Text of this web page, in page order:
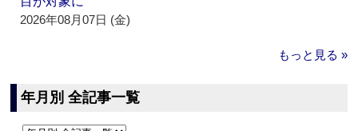
2026年08月07日 (金)
もっと見る »
年月別 全記事一覧